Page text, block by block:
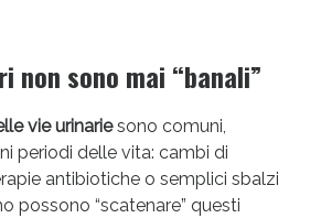
non sono mai “banali”
vie urinariesono comuni,
periodi delle vita: cambi di
antibiotiche o semplici sbalzi
possono “scatenare” questi